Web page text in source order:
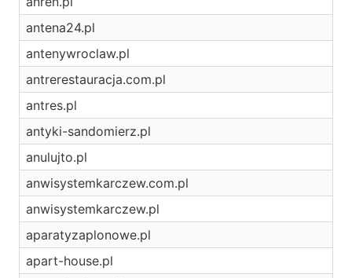
antena24.pl
antenywroclaw.pl
antrerestauracja.com.pl
antres.pl
antyki-sandomierz.pl
anulujto.pl
anwisystemkarczew.com.pl
anwisystemkarczew.pl
aparatyzaplonowe.pl
apart-house.pl